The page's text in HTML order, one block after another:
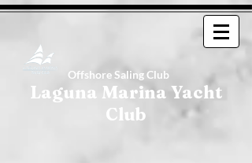
Offshore Saling Club
Laguna Marina Yacht
Club